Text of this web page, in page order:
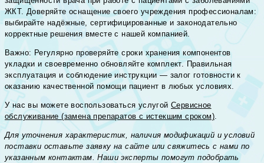
ЖКТ. Доверяйте оснащение своего учреждения профессионалам:
выбирайте надёжные, сертифицированные и законодательно
корректные решения вместе с нашей компанией.
Важно: Регулярно проверяйте сроки хранения компонентов
укладки и своевременно обновляйте комплект. Правильная
эксплуатация и соблюдение инструкции — залог готовности к
оказанию качественной помощи пациент в любых условиях.
У нас вы можете воспользоваться услугой Сервисное
обслуживание (замена препаратов с истекшим сроком).
Для уточнения характеристик, наличия модификаций и условий
поставки оставьте заявку на сайте или свяжитесь с нами по
указанным контактам. Наши эксперты помогут подобрать